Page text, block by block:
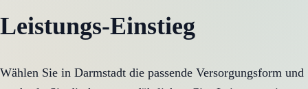
Leistungs-Einstieg
Wählen Sie in Darmstadt die passende Versorgungsform und